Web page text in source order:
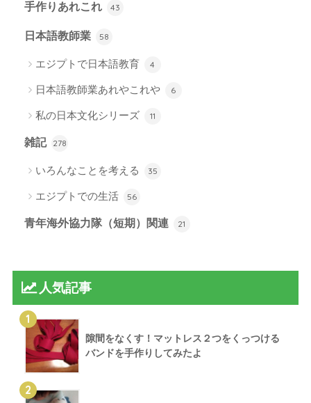
手作りあれこれ 43
日本語教師業 58
エジプトで日本語教育 4
日本語教師業あれやこれや 6
私の日本文化シリーズ 11
雑記 278
いろんなことを考える 35
エジプトでの生活 56
青年海外協力隊（短期）関連 21
人気記事
1
隙間をなくす！マットレス２つをくっつける
バンドを手作りしてみたよ
2